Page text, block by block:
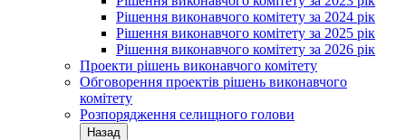
Рішення виконавчого комітету за 2024 рік
Рішення виконавчого комітету за 2025 рік
Рішення виконавчого комітету за 2026 рік
Проекти рішень виконавчого комітету
Обговорення проектів рішень виконавчого
комітету
Розпорядження селищного голови
Назад